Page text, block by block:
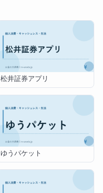
松井証券アプリ
ゆうパケット